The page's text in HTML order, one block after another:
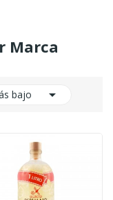
Marca
bajo 